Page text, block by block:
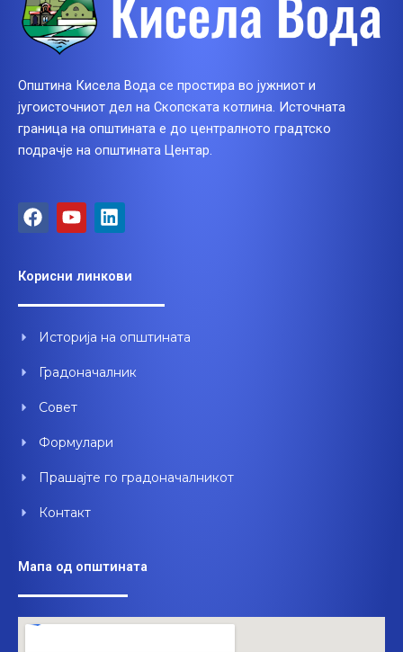
Општина Кисела Вода се простира во јужниот и
југоисточниот дел на Скопската котлина. Источната
граница на општината е до централното градтско
подрачје на општината Центар.
F
a
b
o
k
Y
o
u
b
L
i
e
d
n
Корисни линкови
Историја на општината
Градоначалник
Совет
Формулари
Прашајте го градоначалникот
Контакт
Мапа од општината